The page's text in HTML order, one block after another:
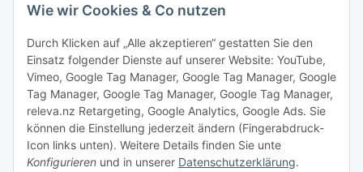
Wie wir Cookies & Co nutzen
Durch Klicken auf „Alle akzeptieren“ gestatten Sie den
Einsatz folgender Dienste auf unserer Website: YouTube,
Vimeo, Google Tag Manager, Google Tag Manager, Google
Tag Manager, Google Tag Manager, Google Tag Manager,
releva.nz Retargeting, Google Analytics, Google Ads. Sie
können die Einstellung jederzeit ändern (Fingerabdruck-
Icon links unten). Weitere Details finden Sie unte
Konfigurieren und in unserer Datenschutzerklärung.